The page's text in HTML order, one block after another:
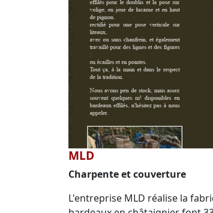
MLD
Charpente et couverture
L'entreprise MLD réalise la